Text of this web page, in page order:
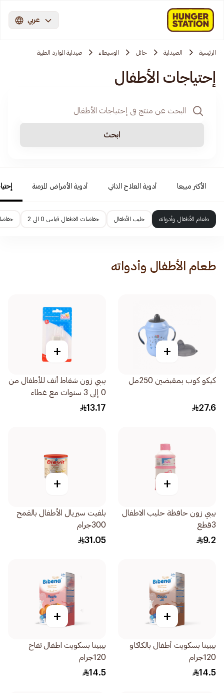
عربي
الرئيسية الصيدلية حائل الوسيطاء صيدلية الموارد الطبية
إحتياجات الأطفال
ابحث
الأكثر مبيعا أدوية العلاج الذاتي أدوية الأمراض المزمنة
طعام الأطفال وأدواته حليب الأطفال حفاضات الاطفال قياس 0 الى 2
طعام الأطفال وأدواته
+
كيكو كوب بمقبضين 250مل
27.6
+
بيبي زون شفاط أنف للأطفال من
0 إلى 3 سنوات مع غطاء
1قطعة
13.17
+
بيبي زون حافظة حليب الاطفال
3قطع
9.2
+
بلفيت سيريال الأطفال بالقمح
300جرام
31.05
+
بيبينا بسكويت أطفال بالكاكاو
120جرام
14.5
+
بيبينا بسكويت اطفال تفاح
120جرام
14.5